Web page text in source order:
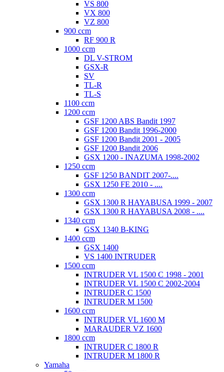
VS 800
VX 800
VZ 800
900 ccm
RF 900 R
1000 ccm
DL V-STROM
GSX-R
SV
TL-R
TL-S
1100 ccm
1200 ccm
GSF 1200 ABS Bandit 1997
GSF 1200 Bandit 1996-2000
GSF 1200 Bandit 2001 - 2005
GSF 1200 Bandit 2006
GSX 1200 - INAZUMA 1998-2002
1250 ccm
GSF 1250 BANDIT 2007-....
GSX 1250 FE 2010 - ....
1300 ccm
GSX 1300 R HAYABUSA 1999 - 2007
GSX 1300 R HAYABUSA 2008 - ....
1340 ccm
GSX 1340 B-KING
1400 ccm
GSX 1400
VS 1400 INTRUDER
1500 ccm
INTRUDER VL 1500 C 1998 - 2001
INTRUDER VL 1500 C 2002-2004
INTRUDER C 1500
INTRUDER M 1500
1600 ccm
INTRUDER VL 1600 M
MARAUDER VZ 1600
1800 ccm
INTRUDER C 1800 R
INTRUDER M 1800 R
Yamaha